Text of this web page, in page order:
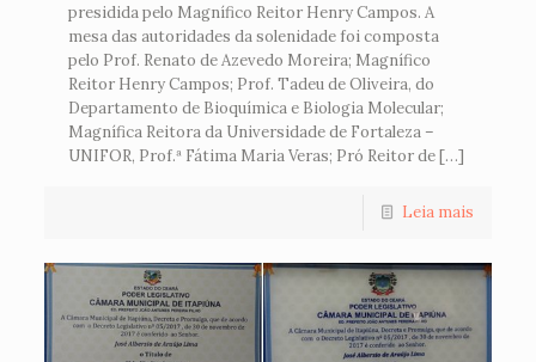
presidida pelo Magnífico Reitor Henry Campos. A
mesa das autoridades da solenidade foi composta
pelo Prof. Renato de Azevedo Moreira; Magnífico
Reitor Henry Campos; Prof. Tadeu de Oliveira, do
Departamento de Bioquímica e Biologia Molecular;
Magnífica Reitora da Universidade de Fortaleza –
UNIFOR, Prof.ª Fátima Maria Veras; Pró Reitor de […]
Leia mais